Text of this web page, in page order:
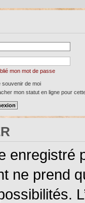
mon mot de passe
souvenir de moi
mon statut en ligne pour
enregistré
ne prend